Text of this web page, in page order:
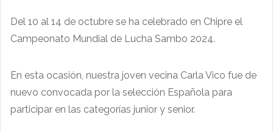
Del 10 al 14 de octubre se ha celebrado en Chipre el
Campeonato Mundial de Lucha Sambo 2024.
En esta ocasión, nuestra joven vecina Carla Vico fue de
nuevo convocada por la selección Española para
participar en las categorías junior y senior.